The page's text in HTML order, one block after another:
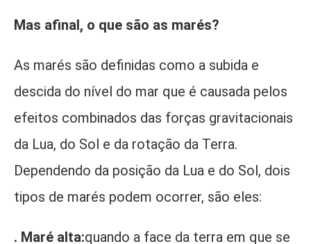
Mas afinal, o que são as marés?
As marés são definidas como a subida e
descida do nível do mar que é causada pelos
efeitos combinados das forças gravitacionais
da Lua, do Sol e da rotação da Terra.
Dependendo da posição da Lua e do Sol, dois
tipos de marés podem ocorrer, são eles:
. Maré alta:quando a face da terra em que se